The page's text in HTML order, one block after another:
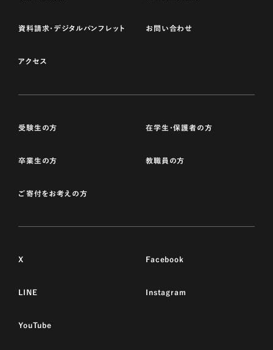
資料請求・デジタルパンフレット お問い合わせ
アクセス
受験生の方 在学生・保護者の方
卒業生の方 教職員の方
ご寄付をお考えの方
X Facebook
LINE Instagram
YouTube